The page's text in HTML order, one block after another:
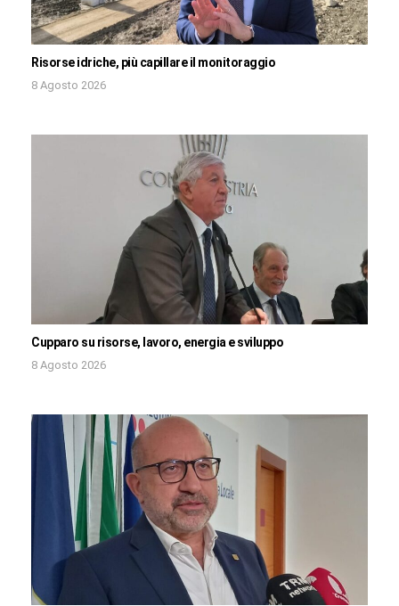
Risorse idriche, più capillare il monitoraggio
8 Agosto 2026
Cupparo su risorse, lavoro, energia e sviluppo
8 Agosto 2026